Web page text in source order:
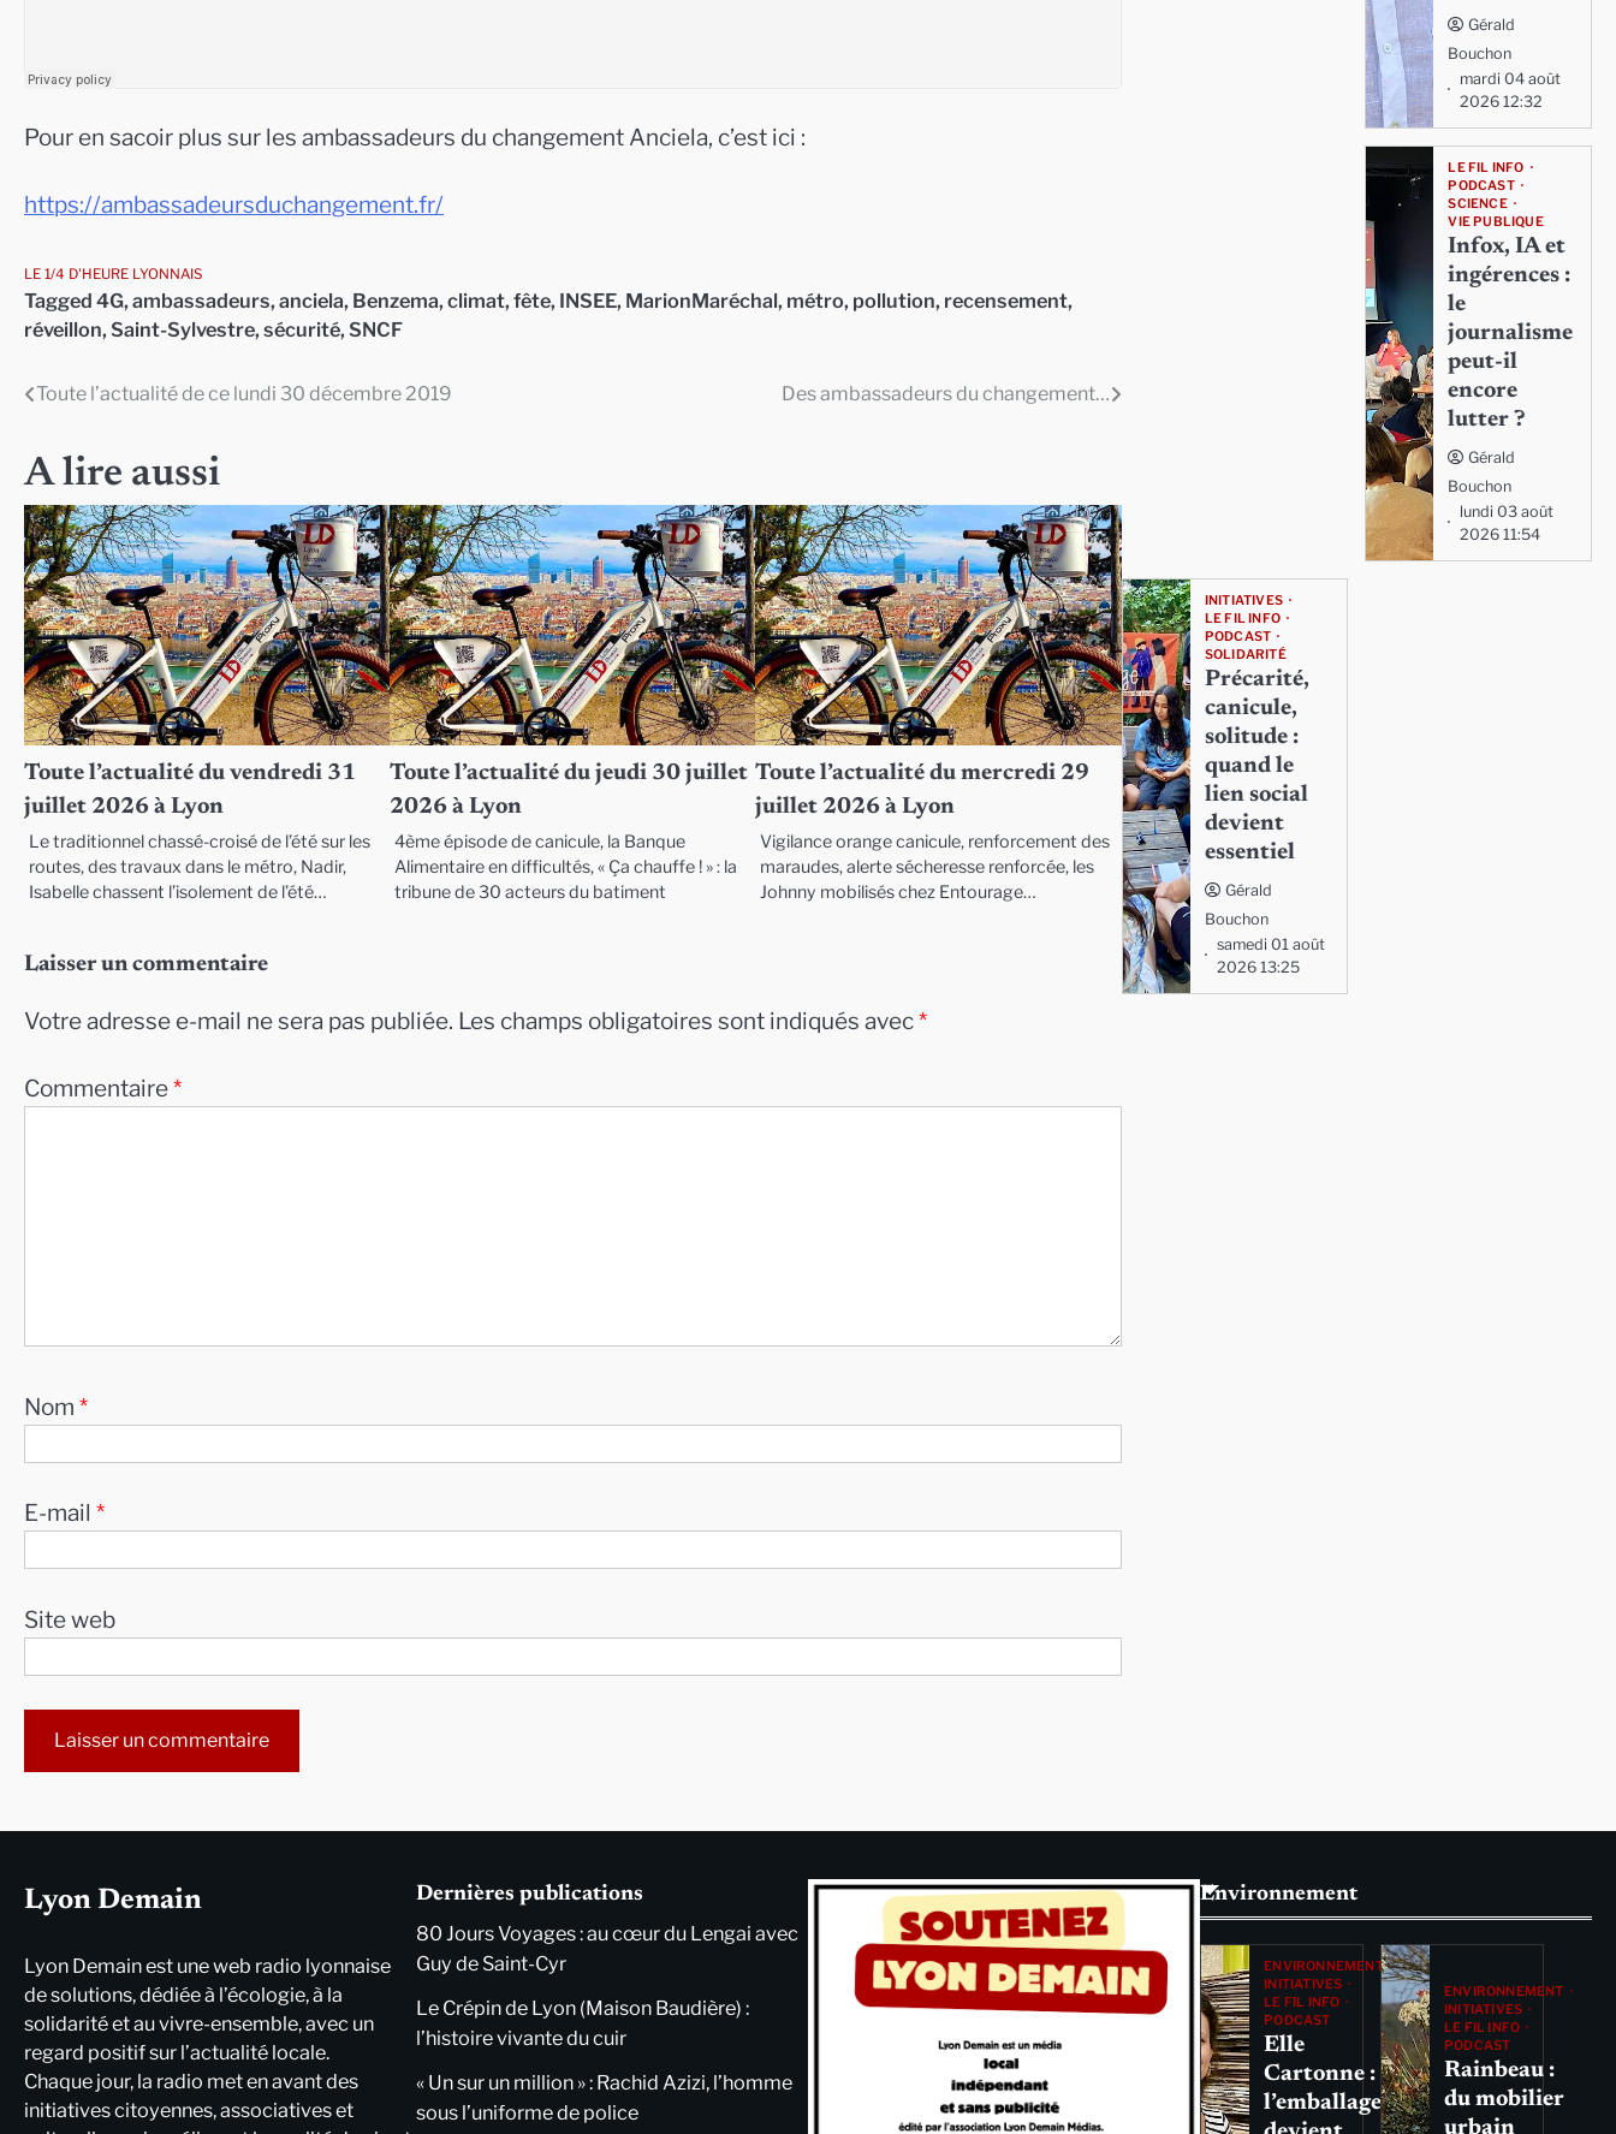
Pour en sacoir plus sur les ambassadeurs du changement Anciela, c’est ici :
https://ambassadeursduchangement.fr/
LE 1/4 D'HEURE LYONNAIS
Tagged 4G, ambassadeurs, anciela, Benzema, climat, fête, INSEE, MarionMaréchal, métro, pollution, recensement,
réveillon, Saint-Sylvestre, sécurité, SNCF
Navigation
l’article
Toute l’actualité de ce lundi 30 décembre 2019 Des ambassadeurs du changement…
A lire aussi
Toute l’actualité du vendredi 31
juillet 2026 à Lyon
Le traditionnel chassé-croisé de l’été sur les
routes, des travaux dans le métro, Nadir,
Isabelle chassent l’isolement de l’été…
Toute l’actualité du jeudi 30 juillet
2026 à Lyon
4ème épisode de canicule, la Banque
Alimentaire en difficultés, « Ça chauffe ! » : la
tribune de 30 acteurs du batiment
Toute l’actualité du mercredi 29
juillet 2026 à Lyon
Vigilance orange canicule, renforcement des
maraudes, alerte sécheresse renforcée, les
Johnny mobilisés chez Entourage…
Laisser un commentaire
Votre adresse e-mail ne sera pas publiée. Les champs obligatoires sont indiqués avec*
Commentaire*
Nom *
E-mail *
Site web
Gérald
Bouchon
mardi 04 août
2026 12:32
LE FIL INFO
PODCAST
SCIENCE
VIE PUBLIQUE
Infox, IA et
ingérences :
le
journalisme
peut-il
encore
lutter ?
Gérald
Bouchon
lundi 03 août
2026 11:54
INITIATIVES
LE FIL INFO
PODCAST
SOLIDARITÉ
Précarité,
canicule,
solitude :
quand le
lien social
devient
essentiel
Gérald
Bouchon
samedi 01 août
2026 13:25
Lyon Demain
Lyon Demain est une web radio lyonnaise
de solutions, dédiée à l’écologie, à la
solidarité et au vivre-ensemble, avec un
regard positif sur l’actualité locale.
Chaque jour, la radio met en avant des
initiatives citoyennes, associatives et
Dernières publications
80 Jours Voyages : au cœur du Lengai avec
Guy de Saint-Cyr
Le Crépin de Lyon (Maison Baudière) :
l’histoire vivante du cuir
« Un sur un million » : Rachid Azizi, l’homme
sous l’uniforme de police
Environnement
ENVIRONNEMENT
INITIATIVES
LE FIL INFO
PODCAST
Elle
Cartonne :
l’emballage
ENVIRONNEMENT
INITIATIVES
LE FIL INFO
PODCAST
Rainbeau :
du mobilier
urbain